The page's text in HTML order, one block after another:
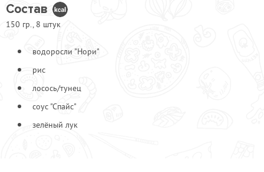
Состав
150 гр., 8 штук
водоросли "Нори"
рис
лосось/тунец
соус "Спайс"
зелёный лук